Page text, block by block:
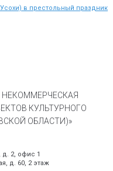
в престольный праздник
КУЛЬТУРНОГО
ОБЛАСТИ)»
д. 2, офис 1
д. 60, 2 этаж